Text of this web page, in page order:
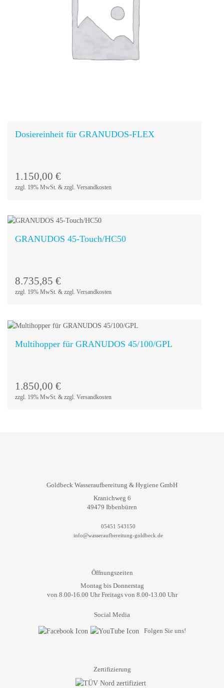
Dosiereinheit für GRANUDOS-FLEX
1.150,00 €
zzgl. 19% MwSt. & zzgl. Versandkosten
GRANUDOS 45-Touch/HC50
8.735,85 €
zzgl. 19% MwSt. & zzgl. Versandkosten
Multihopper für GRANUDOS 45/100/GPL
1.850,00 €
zzgl. 19% MwSt. & zzgl. Versandkosten
Goldbeck Wasseraufbereitung & Hygiene GmbH
Kranichweg 6
49479 Ibbenbüren
05451 543150
info@wasseraufbereitung-goldbeck.de
Öffnungszeiten
Montag bis Donnerstag
von 8.00-16.00 Uhr Freitags von 8.00-13.00 Uhr
Social Media
Folgen Sie uns!
Zertifizierung